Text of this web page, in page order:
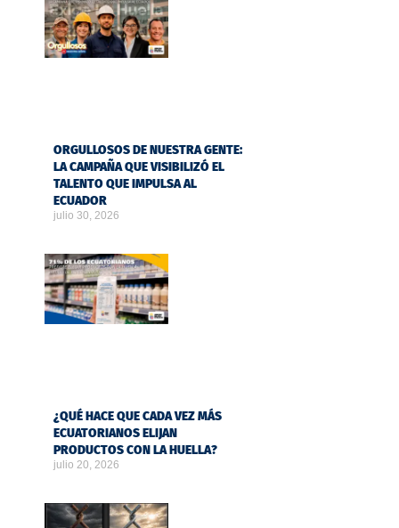
ORGULLOSOS DE NUESTRA GENTE:
LA CAMPAÑA QUE VISIBILIZÓ EL
TALENTO QUE IMPULSA AL
ECUADOR
julio 30, 2026
¿QUÉ HACE QUE CADA VEZ MÁS
ECUATORIANOS ELIJAN
PRODUCTOS CON LA HUELLA?
julio 20, 2026